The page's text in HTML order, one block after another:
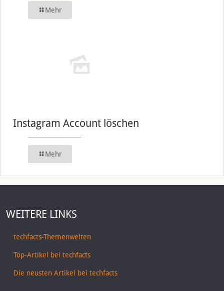
Mehr
Instagram Account löschen
Mehr
WEITERE LINKS
techfacts-Themenwelten
Top-Artikel bei techfacts
Die neusten Artikel bei techfacts